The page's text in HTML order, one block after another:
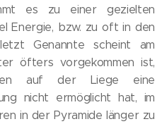
es zu einer gezielten
Energie, bzw. zu oft in den
Genannte scheint am
öfters vorgekommen ist,
auf der Liege eine
nicht ermöglicht hat, im
in der Pyramide länger zu